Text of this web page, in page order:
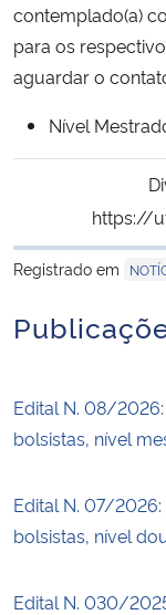
Ministério do
Controladoria-Geral da
Ministério da Mulher, da
Secretaria de Governo
Gabinete de Segurança
Banco Central do Brasil
contemplado(a)
para os
aguardar o
Nível
https://
Registrado em
Edital N. 08/
bolsistas, nível
Edital N. 07/
bolsistas, nível
Edital N. 030/